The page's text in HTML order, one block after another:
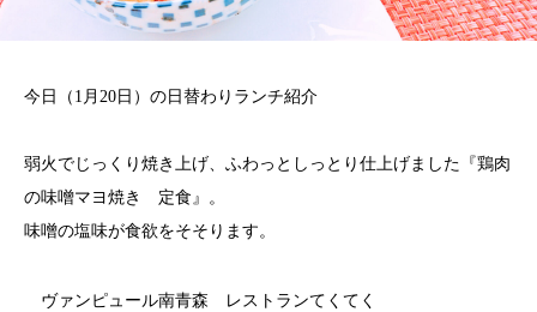
今日（1月20日）の日替わりランチ紹介
弱火でじっくり焼き上げ、ふわっとしっとり仕上げました『鶏肉
の味噌マヨ焼き 定食』。
味噌の塩味が食欲をそそります。
ヴァンピュール南青森 レストランてくてく